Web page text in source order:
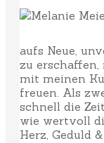
aufs Neue,
zu erschaffen,
mit meinen
freuen. Als
schnell die
wie wertvoll
Herz, Geduld